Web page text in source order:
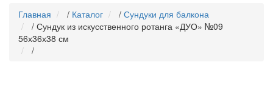
Главная / Каталог / Сундуки для балкона
/ Сундук из искусственного ротанга «ДУО» №09
56х36х38 см
/